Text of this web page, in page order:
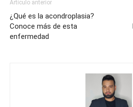
Artículo anterior
¿Qué es la acondroplasia?
Conoce más de esta
enfermedad